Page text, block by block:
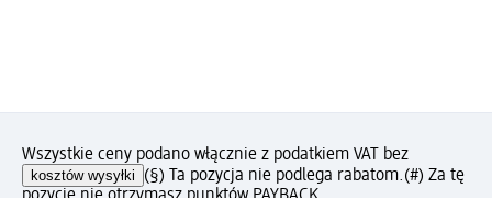
Wszystkie ceny podano włącznie z podatkiem VAT bez
kosztów wysyłki (§) Ta pozycja nie podlega rabatom.(#) Za tę